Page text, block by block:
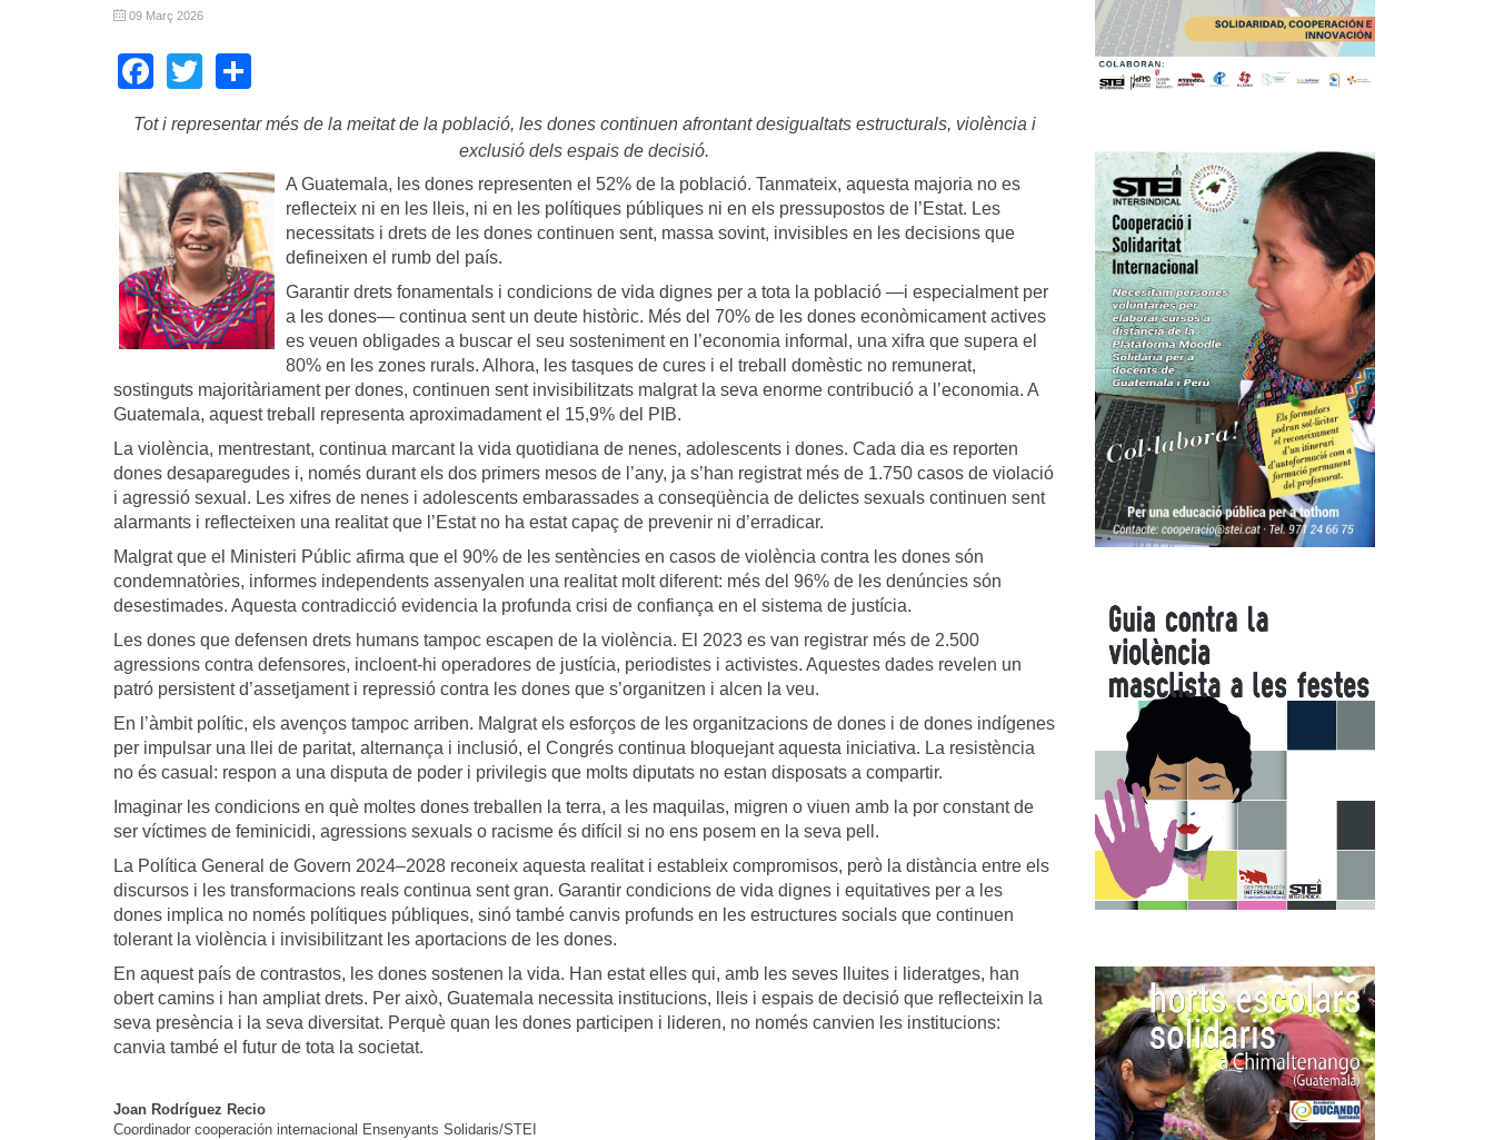
09 Març 2026
Facebook
Twitter
Tot i representar més de la meitat de la població, les dones continuen afrontant desigualtats estructurals, violència i
exclusió dels espais de decisió.
A Guatemala, les dones representen el 52% de la població. Tanmateix, aquesta majoria no es
reflecteix ni en les lleis, ni en les polítiques públiques ni en els pressupostos de l’Estat. Les
necessitats i drets de les dones continuen sent, massa sovint, invisibles en les decisions que
defineixen el rumb del país.
Garantir drets fonamentals i condicions de vida dignes per a tota la població —i especialment per
a les dones— continua sent un deute històric. Més del 70% de les dones econòmicament actives
es veuen obligades a buscar el seu sosteniment en l’economia informal, una xifra que supera el
80% en les zones rurals. Alhora, les tasques de cures i el treball domèstic no remunerat,
sostinguts majoritàriament per dones, continuen sent invisibilitzats malgrat la seva enorme contribució a l’economia. A
Guatemala, aquest treball representa aproximadament el 15,9% del PIB.
La violència, mentrestant, continua marcant la vida quotidiana de nenes, adolescents i dones. Cada dia es reporten
dones desaparegudes i, només durant els dos primers mesos de l’any, ja s’han registrat més de 1.750 casos de violació
i agressió sexual. Les xifres de nenes i adolescents embarassades a conseqüència de delictes sexuals continuen sent
alarmants i reflecteixen una realitat que l’Estat no ha estat capaç de prevenir ni d’erradicar.
Malgrat que el Ministeri Públic afirma que el 90% de les sentències en casos de violència contra les dones són
condemnatòries, informes independents assenyalen una realitat molt diferent: més del 96% de les denúncies són
desestimades. Aquesta contradicció evidencia la profunda crisi de confiança en el sistema de justícia.
Les dones que defensen drets humans tampoc escapen de la violència. El 2023 es van registrar més de 2.500
agressions contra defensores, incloent-hi operadores de justícia, periodistes i activistes. Aquestes dades revelen un
patró persistent d’assetjament i repressió contra les dones que s’organitzen i alcen la veu.
En l’àmbit polític, els avenços tampoc arriben. Malgrat els esforços de les organitzacions de dones i de dones indígenes
per impulsar una llei de paritat, alternança i inclusió, el Congrés continua bloquejant aquesta iniciativa. La resistència
no és casual: respon a una disputa de poder i privilegis que molts diputats no estan disposats a compartir.
Imaginar les condicions en què moltes dones treballen la terra, a les maquilas, migren o viuen amb la por constant de
ser víctimes de feminicidi, agressions sexuals o racisme és difícil si no ens posem en la seva pell.
La Política General de Govern 2024–2028 reconeix aquesta realitat i estableix compromisos, però la distància entre els
discursos i les transformacions reals continua sent gran. Garantir condicions de vida dignes i equitatives per a les
dones implica no només polítiques públiques, sinó també canvis profunds en les estructures socials que continuen
tolerant la violència i invisibilitzant les aportacions de les dones.
En aquest país de contrastos, les dones sostenen la vida. Han estat elles qui, amb les seves lluites i lideratges, han
obert camins i han ampliat drets. Per això, Guatemala necessita institucions, lleis i espais de decisió que reflecteixin la
seva presència i la seva diversitat. Perquè quan les dones participen i lideren, no només canvien les institucions:
canvia també el futur de tota la societat.
Joan Rodríguez Recio
Coordinador cooperación internacional Ensenyants Solidaris/STEI